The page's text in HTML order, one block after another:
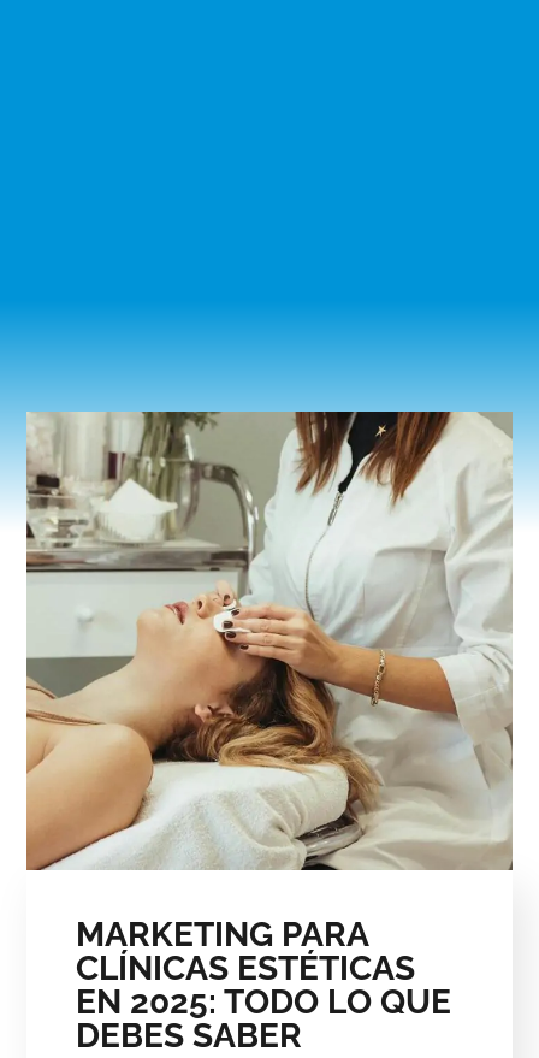
MARKETING PARA
CLÍNICAS ESTÉTICAS
EN 2025: TODO LO QUE
DEBES SABER